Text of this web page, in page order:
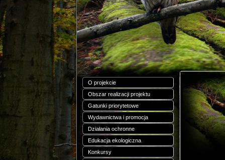
O projekcie
Obszar realizacji projektu
Gatunki priorytetowe
Wydawnictwa i promocja
Działania ochronne
Edukacja ekologiczna
Konkursy